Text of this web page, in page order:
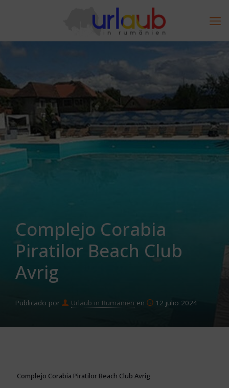
Complejo Corabia
Piratilor Beach Club
Avrig
Publicado por Urlaub in Rumänien en 12 julio 2024
Complejo Corabia Piratilor Beach Club Avrig